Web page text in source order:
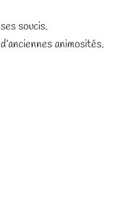
soucis.
animosités.